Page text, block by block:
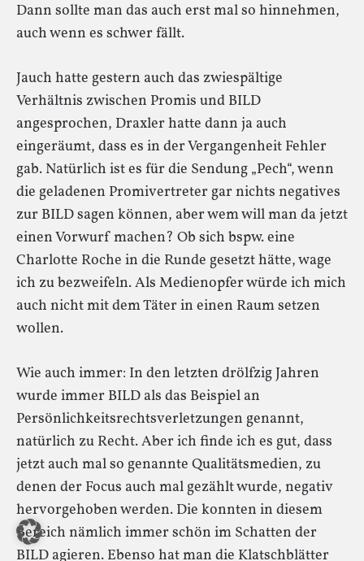
Dann sollte man das auch erst mal so hinnehmen,
auch wenn es schwer fällt.
Jauch hatte gestern auch das zwiespältige
Verhältnis zwischen Promis und BILD
angesprochen, Draxler hatte dann ja auch
eingeräumt, dass es in der Vergangenheit Fehler
gab. Natürlich ist es für die Sendung „Pech“, wenn
die geladenen Promivertreter gar nichts negatives
zur BILD sagen können, aber wem will man da jetzt
einen Vorwurf machen? Ob sich bspw. eine
Charlotte Roche in die Runde gesetzt hätte, wage
ich zu bezweifeln. Als Medienopfer würde ich mich
auch nicht mit dem Täter in einen Raum setzen
wollen.
Wie auch immer: In den letzten drölfzig Jahren
wurde immer BILD als das Beispiel an
Persönlichkeitsrechtsverletzungen genannt,
natürlich zu Recht. Aber ich finde ich es gut, dass
jetzt auch mal so genannte Qualitätsmedien, zu
denen der Focus auch mal gezählt wurde, negativ
hervorgehoben werden. Die konnten in diesem
Bereich nämlich immer schön im Schatten der
BILD agieren. Ebenso hat man die Klatschblätter